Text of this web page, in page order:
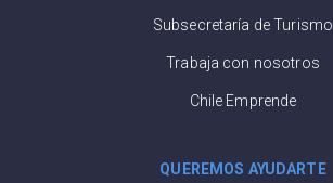
Subsecretaría de Turismo
Trabaja con nosotros
Chile Emprende
QUEREMOS AYUDARTE